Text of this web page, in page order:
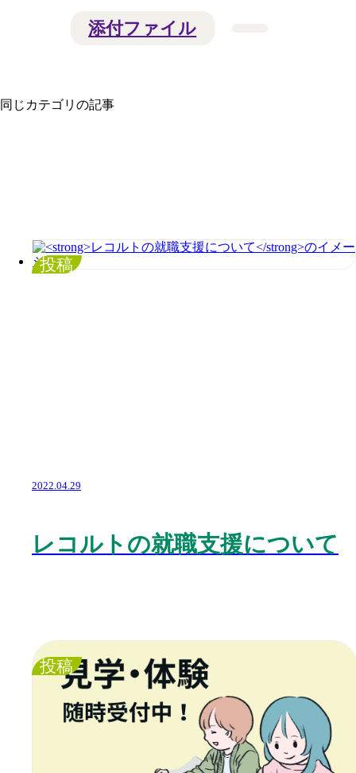
添付ファイル
同じカテゴリの記事
投稿
2022.04.29
レコルトの就職支援について
投稿